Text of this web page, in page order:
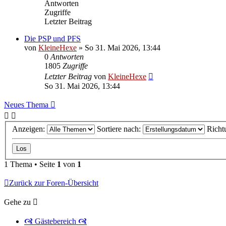
Antworten
Zugriffe
Letzter Beitrag
Die PSP und PFS
von KleineHexe » So 31. Mai 2026, 13:44
0 Antworten
1805 Zugriffe
Letzter Beitrag von KleineHexe
So 31. Mai 2026, 13:44
Neues Thema
Anzeigen: Sortiere nach:
1 Thema • Seite 1 von 1
Zurück zur Foren-Übersicht
Gehe zu
🙧 Gästebereich 🙧